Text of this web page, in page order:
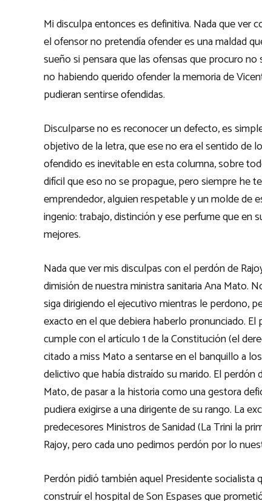
Mi disculpa entonces es definitiva. Nada que ver
el ofensor no pretendía ofender es una maldad
sueño si pensara que las ofensas que procuro
no habiendo querido ofender la memoria de
pudieran sentirse ofendidas.
Disculparse no es reconocer un defecto, es
objetivo de la letra, que ese no era el sentido de
ofendido es inevitable en esta columna, sobre
difícil que eso no se propague, pero siempre he
emprendedor, alguien respetable y un molde de
ingenio: trabajo, distinción y ese perfume que en
mejores.
Nada que ver mis disculpas con el perdón de
dimisión de nuestra ministra sanitaria Ana Mato.
siga dirigiendo el ejecutivo mientras le perdono,
exacto en el que debiera haberlo pronunciado.
cumple con el artículo 1 de la Constitución (el
citado a miss Mato a sentarse en el banquillo a
delictivo que había distraído su marido. El
Mato, de pasar a la historia como una gestora
pudiera exigirse a una dirigente de su rango. La
predecesores Ministros de Sanidad (La Trini la
Rajoy, pero cada uno pedimos perdón por lo
Perdón pidió también aquel Presidente socialista
construír el hospital de Son Espases que